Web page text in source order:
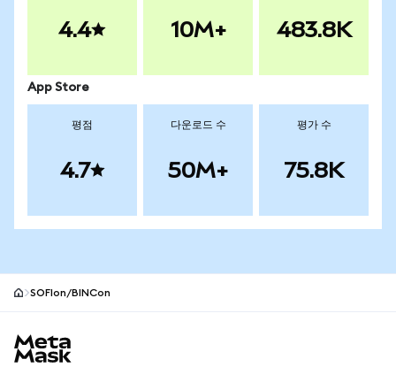
4.4 10M+ 483.8K
App Store
평점
4.7
다운로드 수
50M+
평가 수
75.8K
SOFIon/BINCon